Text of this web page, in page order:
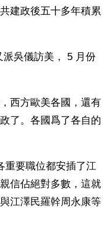
建政後五十多年積累
派吳儀訪美， 5 月份
西方歐美各國，還有
了。各國爲了各自的
重要職位都安插了江
信佔絕對多數，這就
江澤民羅幹周永康等